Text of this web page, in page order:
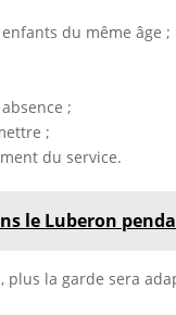
du même âge ;
;
;
du service.
le Luberon
la garde sera